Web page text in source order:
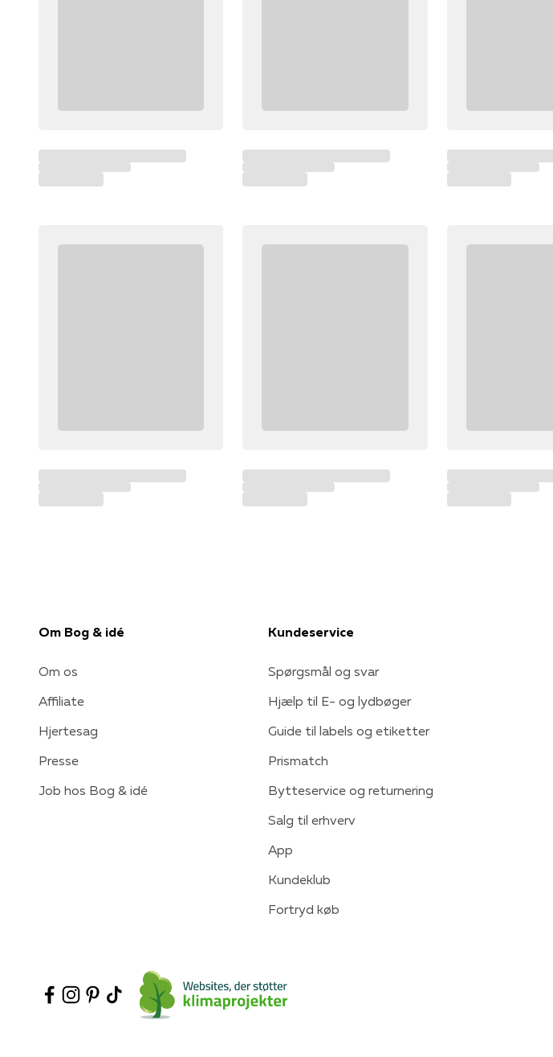
Om Bog & idé
Om os
Affiliate
Hjertesag
Presse
Job hos Bog & idé
Kundeservice
Spørgsmål og svar
Hjælp til E- og lydbøger
Guide til labels og etiketter
Prismatch
Bytteservice og returnering
Salg til erhverv
App
Kundeklub
Fortryd køb